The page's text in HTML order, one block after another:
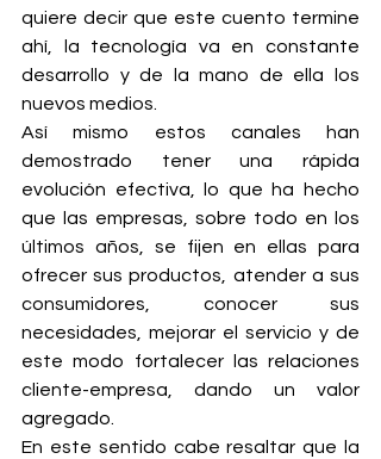
quiere decir que este cuento termine
ahí, la tecnología va en constante
desarrollo y de la mano de ella los
nuevos medios.
Así mismo estos canales han
demostrado tener una rápida
evolución efectiva, lo que ha hecho
que las empresas, sobre todo en los
últimos años, se fijen en ellas para
ofrecer sus productos, atender a sus
consumidores, conocer sus
necesidades, mejorar el servicio y de
este modo fortalecer las relaciones
cliente-empresa, dando un valor
agregado.
En este sentido cabe resaltar que la